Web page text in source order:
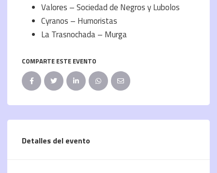
Valores – Sociedad de Negros y Lubolos
Cyranos – Humoristas
La Trasnochada – Murga
COMPARTE ESTE EVENTO
Detalles del evento